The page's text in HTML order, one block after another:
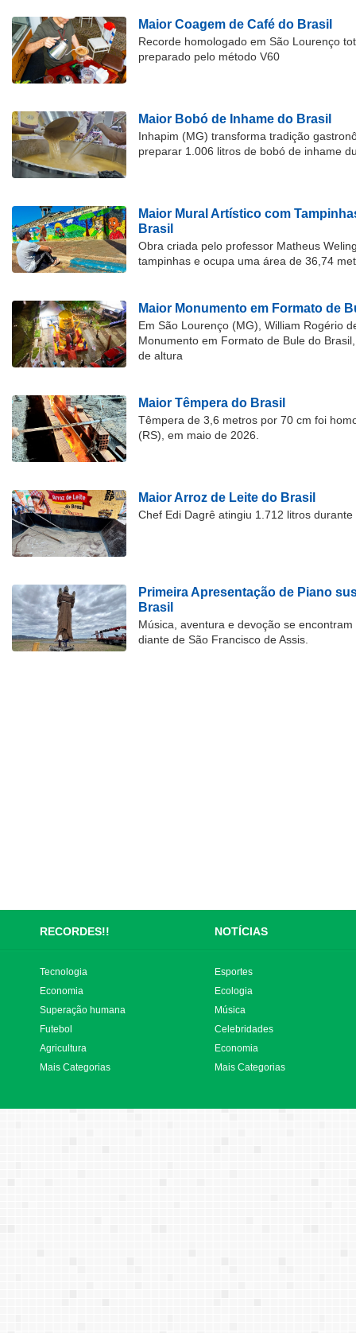
Maior Coagem de Café do Brasil
Recorde homologado em São Lourenço
preparado pelo método V60
Maior Bobó de Inhame do Brasil
Inhapim (MG) transforma tradição
preparar 1.006 litros de bobó de inhame
Maior Mural Artístico com
Brasil
Obra criada pelo professor Matheus
tampinhas e ocupa uma área de 36,74
Maior Monumento em Formato de
Em São Lourenço (MG), William Rogério
Monumento em Formato de Bule do
de altura
Maior Têmpera do Brasil
Têmpera de 3,6 metros por 70 cm foi
(RS), em maio de 2026.
Maior Arroz de Leite do Brasil
Chef Edi Dagrê atingiu 1.712 litros
Primeira Apresentação de Piano
Brasil
Música, aventura e devoção se
diante de São Francisco de Assis.
RECORDES!! NOTÍCIAS
Tecnologia
Economia
Superação humana
Futebol
Agricultura
Mais Categorias
Esportes
Ecologia
Música
Celebridades
Economia
Mais Categorias